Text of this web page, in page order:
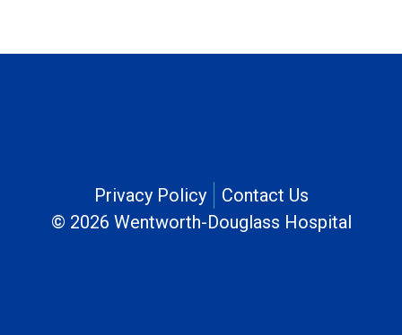
Privacy Policy
Contact Us
© 2026 Wentworth-Douglass Hospital